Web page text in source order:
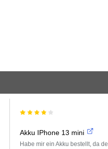
Akku IPhone 13 mini
Habe mir ein Akku bestellt, da